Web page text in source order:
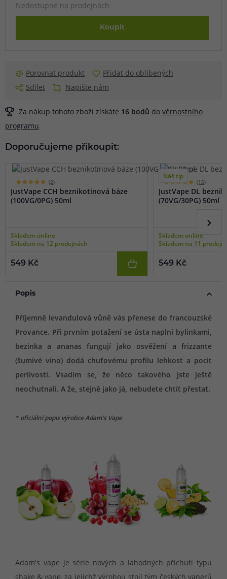
Nedostupné na prodejnách
Koupit
Porovnat produkt
Přidat do oblíbených
Sdílet
Napište nám
Za nákup tohoto zboží získáte 16 bodů do věrnostního
programu.
Doporučujeme přikoupit:
(2)
JustVape CCH beznikotinová báze
(100VG/0PG) 50ml
Skladem online
Skladem na 12 prodejnách
549 Kč
Náš tip
(15)
JustVape DL
(70VG/30PG) 50ml
Skladem online
Skladem na 11
549 Kč
Popis
Příjemně levandulová vůně vás přenese do francouzské
Provance. Při prvním potažení se ústa naplní bylinkami,
bezinka a ananas fungují jako osvěžení a frizzante
(šumivé víno) dodá chuťovému profilu lehkost a pocit
perlivosti. Vsadím se, že něco takového jste ještě
neochutnali. A že, stejně jako já, nebudete chtít přestat.
* oficiální popis výrobce Adam's Vape
Adam's vape je série nových a lahodných příchutí typu
shake & vape, za jejichž výrobou stojí tým českých vaperů